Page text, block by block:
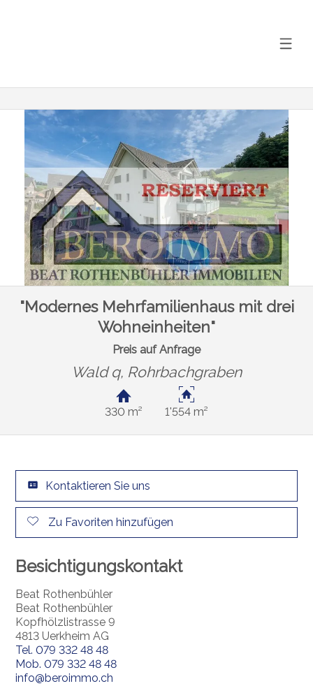
"Modernes Mehrfamilienhaus mit drei
Wohneinheiten"
Preis auf Anfrage
Wald q, Rohrbachgraben
330 m² 1'554 m²
Kontaktieren Sie uns
Zu Favoriten hinzufügen
Besichtigungskontakt
Beat Rothenbühler
Beat Rothenbühler
Kopfhölzlistrasse 9
4813 Uerkheim AG
Tel.079 332 48 48
Mob.079 332 48 48
info@beroimmo.ch